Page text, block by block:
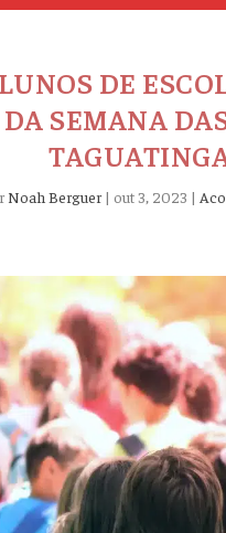
DE
SEMANA
Noah Berguer|out 3, 2023 |